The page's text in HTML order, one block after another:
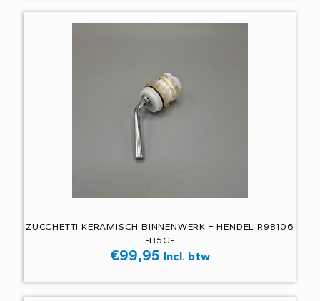
ZUCCHETTI KERAMISCH BINNENWERK + HENDEL R98106
-B5G-
€99,95 Incl. btw